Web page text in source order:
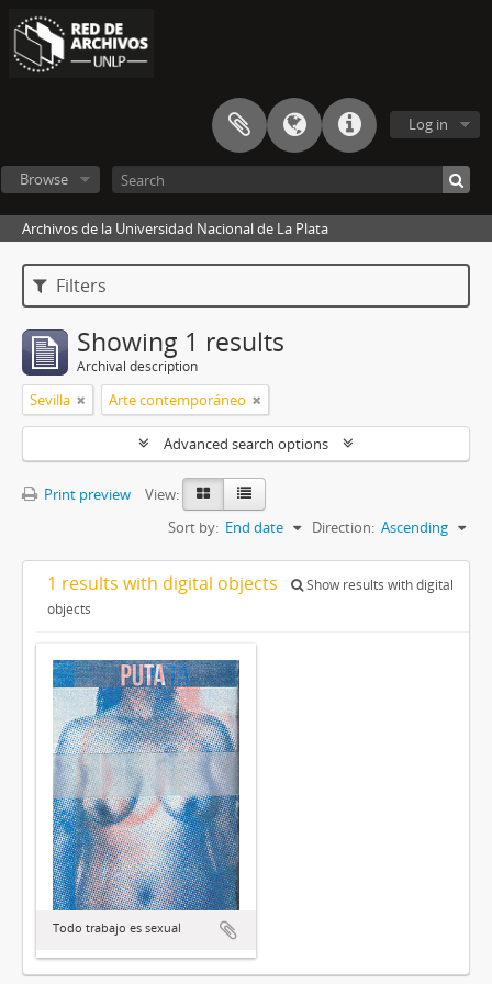
Log in
Browse
Archivos de la Universidad Nacional de La Plata
Filters
Showing 1 results
Archival description
Sevilla Arte contemporáneo
Advanced search options
Print preview
View:
Sort by: End date Direction: Ascending
1 results with digital objects
Show results with digital
objects
Todo trabajo es sexual